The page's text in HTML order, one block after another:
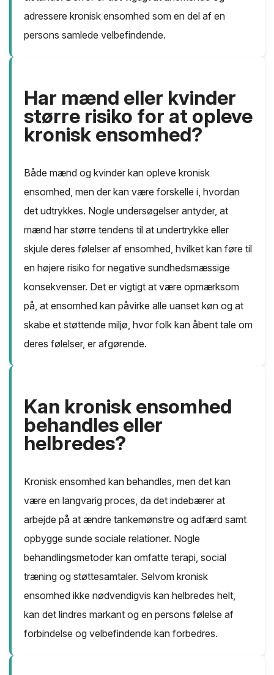
adressere kronisk ensomhed som en del af en
persons samlede velbefindende.
Har mænd eller kvinder
større risiko for at opleve
kronisk ensomhed?
Både mænd og kvinder kan opleve kronisk
ensomhed, men der kan være forskelle i, hvordan
det udtrykkes. Nogle undersøgelser antyder, at
mænd har større tendens til at undertrykke eller
skjule deres følelser af ensomhed, hvilket kan føre til
en højere risiko for negative sundhedsmæssige
konsekvenser. Det er vigtigt at være opmærksom
på, at ensomhed kan påvirke alle uanset køn og at
skabe et støttende miljø, hvor folk kan åbent tale om
deres følelser, er afgørende.
Kan kronisk ensomhed
behandles eller
helbredes?
Kronisk ensomhed kan behandles, men det kan
være en langvarig proces, da det indebærer at
arbejde på at ændre tankemønstre og adfærd samt
opbygge sunde sociale relationer. Nogle
behandlingsmetoder kan omfatte terapi, social
træning og støttesamtaler. Selvom kronisk
ensomhed ikke nødvendigvis kan helbredes helt,
kan det lindres markant og en persons følelse af
forbindelse og velbefindende kan forbedres.